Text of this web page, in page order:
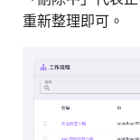
重新整理即可。